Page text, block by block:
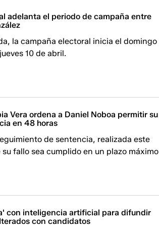
adelanta el periodo de campaña entre
la campaña electoral inicia el domingo
10 de abril.
Vera ordena a Daniel Noboa permitir su
en 48 horas
de sentencia, realizada este
fallo sea cumplido en un plazo máximo
con inteligencia artificial para difundir
con candidatos